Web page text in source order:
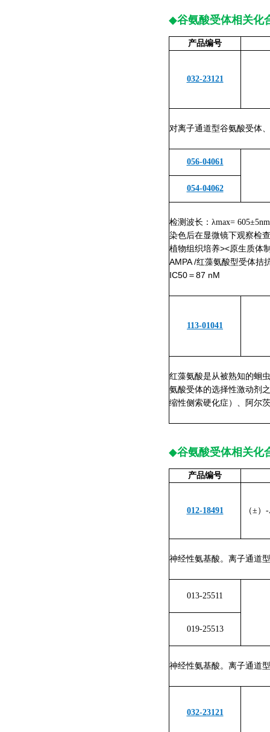
◆谷氨酸受体相关化
产品编号
032-23121
对离子通道型谷氨酸受体
056-04061
054-04062
检测波长：λmax= 605±5nm
染色后在显微镜下观察检
植物组织培养><原生质体
AMPA /红藻氨酸型受体拮
IC50＝87 nM
113-01041
红藻氨酸是从被熟知的蛔
氨酸受体的选择性激动剂
缩性侧索硬化症）、阿尔
◆谷氨酸受体相关化
产品编号
012-18491 （±
神经性氨基酸。离子通道
013-25511
019-25513
神经性氨基酸。离子通道
032-23121